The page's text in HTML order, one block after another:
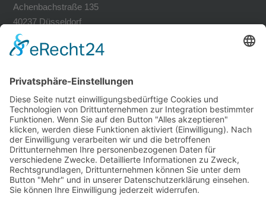
Achenbachstraße 135
40237 Düsseldorf
Tel. 0211-30200741
Fax 0211-30200749
RECHTLICHES
Impressum
Datenschutz
Datenschutz Social Networks
Mediadaten